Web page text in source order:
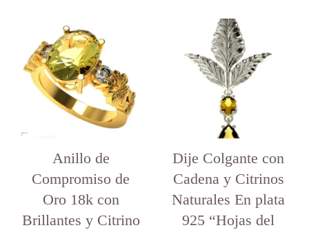
Anillo de
Compromiso de
Oro 18k con
Brillantes y Citrino
producto
tiene
varias
variantes.
Las
opciones
página
producto
Dije Colgante con
Cadena y Citrinos
Naturales En plata
925 “Hojas del